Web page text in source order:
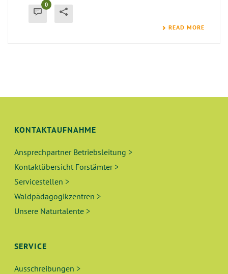
0
READ MORE
KONTAKTAUFNAHME
Ansprechpartner Betriebsleitung >
Kontaktübersicht Forstämter >
Servicestellen >
Waldpädagogikzentren >
Unsere Naturtalente >
SERVICE
Ausschreibungen >